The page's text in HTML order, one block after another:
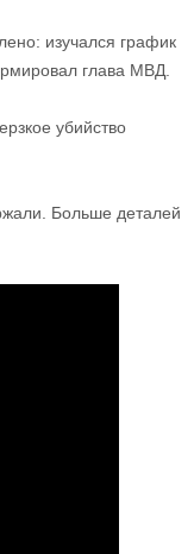
изучался график
глава МВД.
убийство
Больше деталей